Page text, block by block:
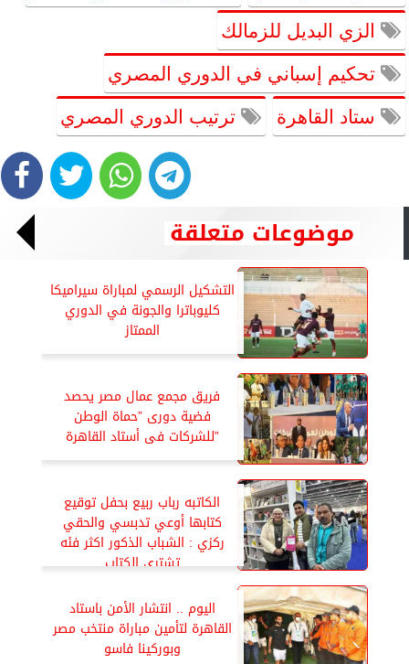
الزي البديل للزمالك
تحكيم إسباني في الدوري المصري
ستاد القاهرة ترتيب الدوري المصري
موضوعات متعلقة
التشكيل الرسمي لمباراة سيراميكا
كليوباترا والجونة في الدوري
الممتاز
فريق مجمع عمال مصر يحصد
فضية دورى ”حماة الوطن
”للشركات فى أستاد القاهرة
الكاتبه رباب ربيع بحفل توقيع
كتابها أوعي تدبسي والحقي
ركزي : الشباب الذكور اكثر فئه
تشتري الكتاب
اليوم .. انتشار الأمن باستاد
القاهرة لتأمين مباراة منتخب مصر
وبوركينا فاسو